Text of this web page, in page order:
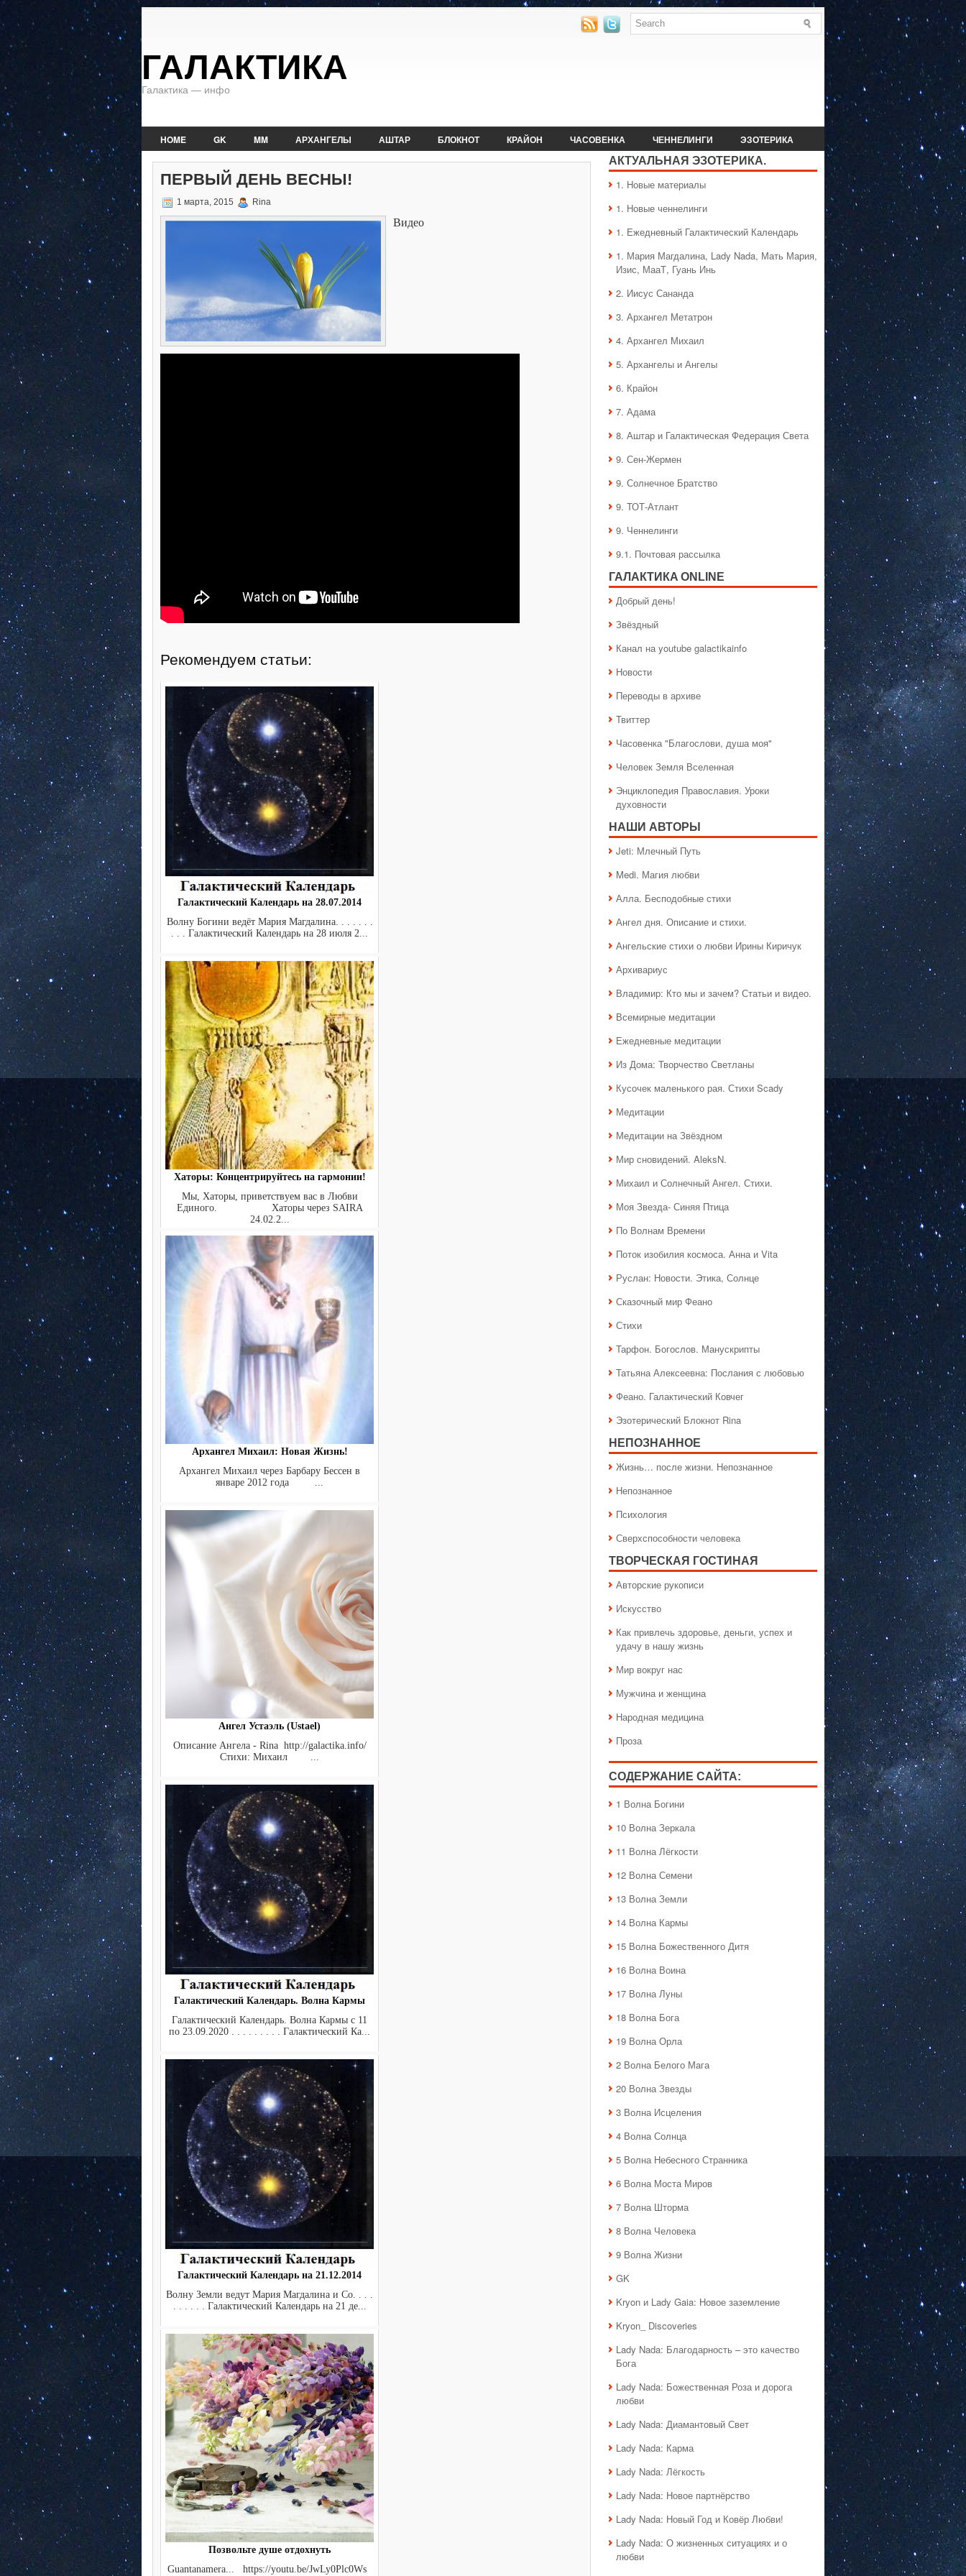
ГАЛАКТИКА
Галактика — инфо
HOME GK MM АРХАНГЕЛЫ АШТАР БЛОКНОТ КРАЙОН ЧАСОВЕНКА ЧЕННЕЛИНГИ ЭЗОТЕРИКА
ПЕРВЫЙ ДЕНЬ ВЕСНЫ!
1 марта, 2015 Rina
Видео
Рекомендуем статьи:
Галактический Календарь на 28.07.2014
Волну Богини ведёт Мария Магдалина. . . . . . .
. . . Галактический Календарь на 28 июля 2...
Хаторы: Концентрируйтесь на гармонии!
Мы, Хаторы, приветствуем вас в Любви
Единого. Хаторы через SAIRA
24.02.2...
Архангел Михаил: Новая Жизнь!
Архангел Михаил через Барбару Бессен в
январе 2012 года ...
Ангел Устаэль (Ustael)
Описание Ангела - Rina http://galactika.info/
Стихи: Михаил ...
Галактический Календарь. Волна Кармы
Галактический Календарь. Волна Кармы с 11
по 23.09.2020 . . . . . . . . . Галактический Ка...
Галактический Календарь на 21.12.2014
Волну Земли ведут Мария Магдалина и Co. . . .
. . . . . . Галактический Календарь на 21 де...
Позвольте душе отдохнуть
Guantanamera... https://youtu.be/JwLy0Plc0Ws
АКТУАЛЬНАЯ ЭЗОТЕРИКА.
1. Hовые материалы
1. Hовые ченнелинги
1. Ежедневный Галактический Календарь
1. Мария Магдалина, Lady Nada, Мать Мария,
Изис, МааТ, Гуань Инь
2. Иисус Сананда
3. Архангел Метатрон
4. Архангел Михаил
5. Архангелы и Ангелы
6. Крайон
7. Адама
8. Аштар и Галактическая Федерация Света
9. Сен-Жермен
9. Солнечное Братство
9. ТОТ-Атлант
9. Ченнелинги
9.1. Почтовая рассылка
ГАЛАКТИКA ONLINE
Добрый день!
Звёздный
Канал на youtube galactikainfo
Новости
Переводы в архиве
Твиттер
Часовенка "Благослови, душа моя"
Человек Земля Вселенная
Энциклопедия Православия. Уроки
духовности
НАШИ АВТОРЫ
Jeti: Млечный Путь
Medi. Магия любви
Алла. Бесподобные стихи
Ангел дня. Описание и стихи.
Ангельские стихи о любви Ирины Киричук
Архивариус
Владимир: Кто мы и зачем? Статьи и видео.
Всемирные медитации
Ежедневные медитации
Из Дома: Творчество Светланы
Кусочек маленького рая. Стихи Scady
Медитации
Медитации на Звёздном
Мир сновидений. AleksN.
Михаил и Солнечный Ангел. Стихи.
Моя Звезда- Синяя Птица
По Волнам Времени
Поток изобилия космоса. Анна и Vita
Руслан: Новости. Этика, Солнце
Сказочный мир Феано
Стихи
Тарфон. Богослов. Манускрипты
Татьяна Алексеевна: Послания с любовью
Феано. Галактический Ковчег
Эзотерический Блокнот Rina
НЕПОЗНАННОЕ
Жизнь… после жизни. Непознанное
Непознанное
Психология
Сверхспособности человека
ТВОРЧЕСКАЯ ГОСТИНАЯ
Авторские рукописи
Искусство
Как привлечь здоровье, деньги, успех и
удачу в нашу жизнь
Мир вокруг нас
Мужчина и женщина
Народная медицина
Проза
СОДЕРЖАНИЕ САЙТА:
1 Волна Богини
10 Волна Зеркала
11 Волна Лёгкости
12 Волна Семени
13 Волна Земли
14 Волна Кармы
15 Волна Божественного Дитя
16 Волна Воина
17 Волна Луны
18 Волна Бога
19 Волна Орла
2 Волна Белого Мага
20 Волна Звезды
3 Волна Исцеления
4 Волна Солнца
5 Волна Небесного Странника
6 Волна Моста Миров
7 Волна Шторма
8 Волна Человека
9 Волна Жизни
GK
Kryon и Lady Gaia: Новое заземление
Kryon_ Discoveries
Lady Nada: Благодарность – это качество
Бога
Lady Nada: Божественная Роза и дорога
любви
Lady Nada: Диамантовый Свет
Lady Nada: Карма
Lady Nada: Лёгкость
Lady Nada: Новое партнёрство
Lady Nada: Новый Год и Ковёр Любви!
Lady Nada: О жизненных ситуациях и о
любви